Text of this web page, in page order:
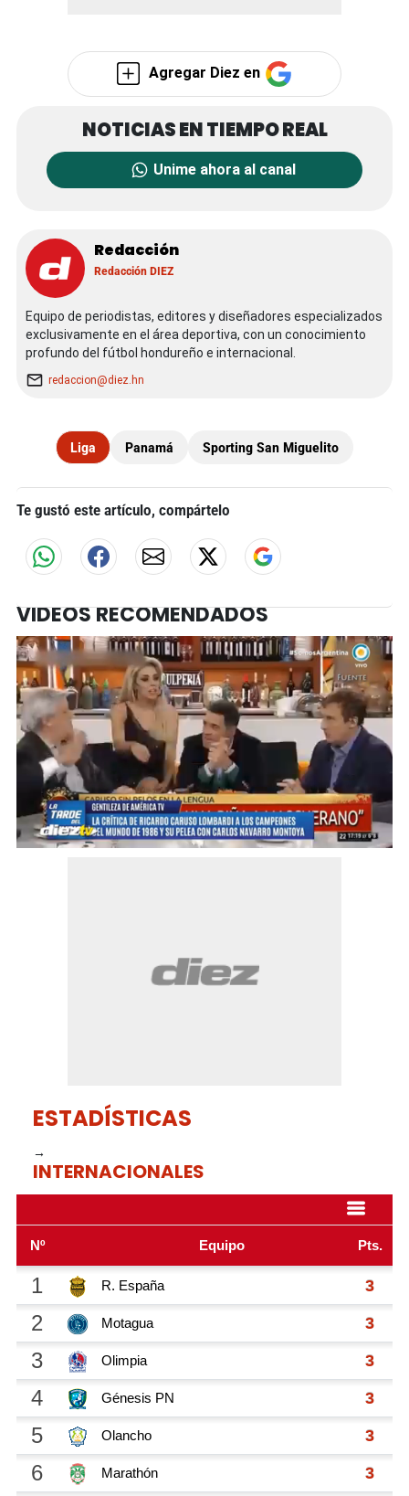
Agregar Diez en
Unime ahora al canal
Redacción
Redacción DIEZ
Equipo de periodistas, editores y diseñadores especializados
exclusivamente en el área deportiva, con un conocimiento
profundo del fútbol hondureño e internacional.
redaccion@diez.hn
Liga Panamá Sporting San Miguelito
Te gustó este artículo, compártelo
VIDEOS RECOMENDADOS
ESTADÍSTICAS
→
INTERNACIONALES